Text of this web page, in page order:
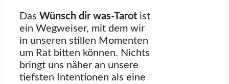
Das Wünsch dir was-Tarot ist
ein Wegweiser, mit dem wir
in unseren stillen Momenten
um Rat bitten können. Nichts
bringt uns näher an unsere
tiefsten Intentionen als eine